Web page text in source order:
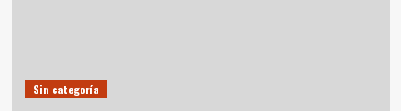
Sin categoría